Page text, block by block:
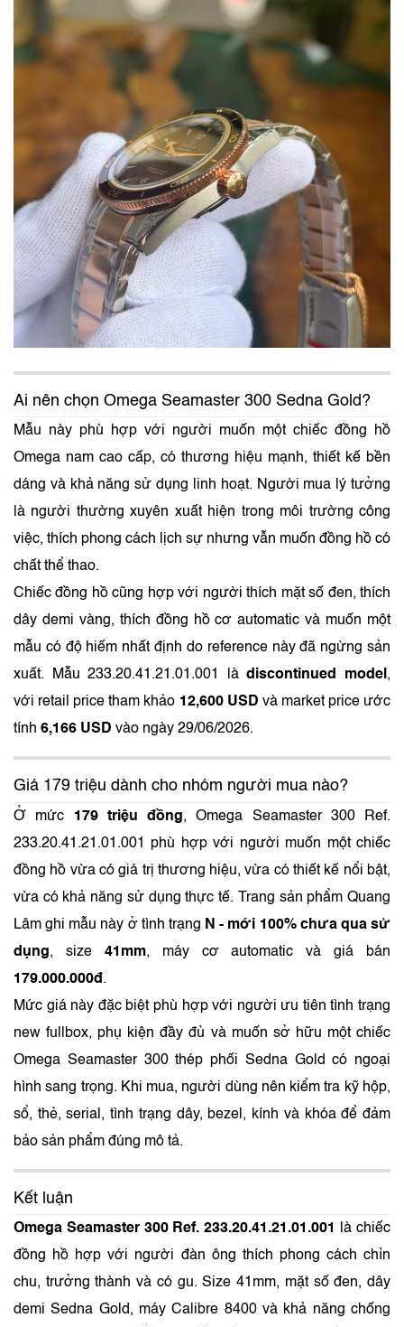
Ai nên chọn Omega Seamaster 300 Sedna Gold?
Mẫu này phù hợp với người muốn một chiếc đồng hồ
Omega nam cao cấp, có thương hiệu mạnh, thiết kế bền
dáng và khả năng sử dụng linh hoạt. Người mua lý tưởng
là người thường xuyên xuất hiện trong môi trường công
việc, thích phong cách lịch sự nhưng vẫn muốn đồng hồ có
chất thể thao.
Chiếc đồng hồ cũng hợp với người thích mặt số đen, thích
dây demi vàng, thích đồng hồ cơ automatic và muốn một
mẫu có độ hiếm nhất định do reference này đã ngừng sản
xuất. Mẫu 233.20.41.21.01.001 làdiscontinued model ,
với retail price tham khảo 12,600 USD và market price ước
tính 6,166 USD vào ngày 29/06/2026.
Giá 179 triệu dành cho nhóm người mua nào?
Ở mức 179 triệu đồng, Omega Seamaster 300 Ref.
233.20.41.21.01.001 phù hợp với người muốn một chiếc
đồng hồ vừa có giá trị thương hiệu, vừa có thiết kế nổi bật,
vừa có khả năng sử dụng thực tế. Trang sản phẩm Quang
Lâm ghi mẫu này ở tình trạng N - mới 100% chưa qua sử
dụng, size 41mm, máy cơ automatic và giá bán
179.000.000đ .
Mức giá này đặc biệt phù hợp với người ưu tiên tình trạng
new fullbox, phụ kiện đầy đủ và muốn sở hữu một chiếc
Omega Seamaster 300 thép phối Sedna Gold có ngoại
hình sang trọng. Khi mua, người dùng nên kiểm tra kỹ hộp,
sổ, thẻ, serial, tình trạng dây, bezel, kính và khóa để đảm
bảo sản phẩm đúng mô tả.
Kết luận
Omega Seamaster 300 Ref. 233.20.41.21.01.001 là chiếc
đồng hồ hợp với người đàn ông thích phong cách chỉn
chu, trưởng thành và có gu. Size 41mm, mặt số đen, dây
demi Sedna Gold, máy Calibre 8400 và khả năng chống